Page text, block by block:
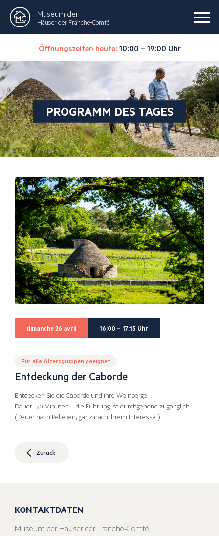
Museum der
Häuser der Franche-Comté
Öffnungszeiten heute: 10:00 – 19:00 Uhr
PROGRAMM DES TAGES
dimanche 26 avril 16:00 – 17:15 Uhr
Für alle Altersgruppen geeignet
Entdeckung der Caborde
Entdecken Sie die Caborde und ihre Weinberge.
Dauer: 30 Minuten – die Führung ist durchgehend zugänglich
(Dauer nach Belieben, ganz nach Ihrem Interesse!)
Zurück
KONTAKTDATEN
Museum der Häuser der Franche-Comté